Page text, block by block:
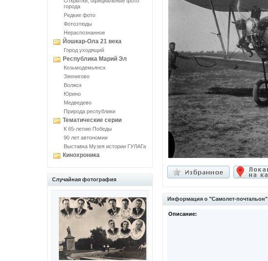
города
Редкие фото
Фотоэтюды
Нераспознанное
Йошкар-Ола 21 века
Город уходящий
Республика Марий Эл
Козьмодемьянск
Звенигово
Волжск
Юрино
Медведево
Природа республики
Тематические серии
К 65-летию Победы
90 лет автономии
Выставка Музея истории ГУЛАГа
Кинохроника
Случайная фотография
Информация о "Самолет-почтальон"
Описание: